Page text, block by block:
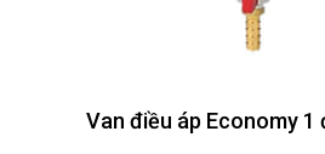
Van điều áp Economy 1